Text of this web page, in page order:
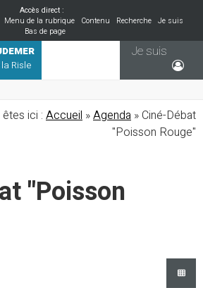
Accès direct :
Menu de la rubrique Contenu Recherche
Je suis
Bas de page
Risle
Je suis
ici : Accueil »Agenda » Ciné-Débat
"Poisson Rouge"
"Poisson